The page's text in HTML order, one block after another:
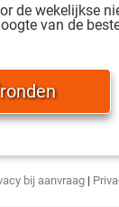
de wekelijkse
van de
bij aanvraag|